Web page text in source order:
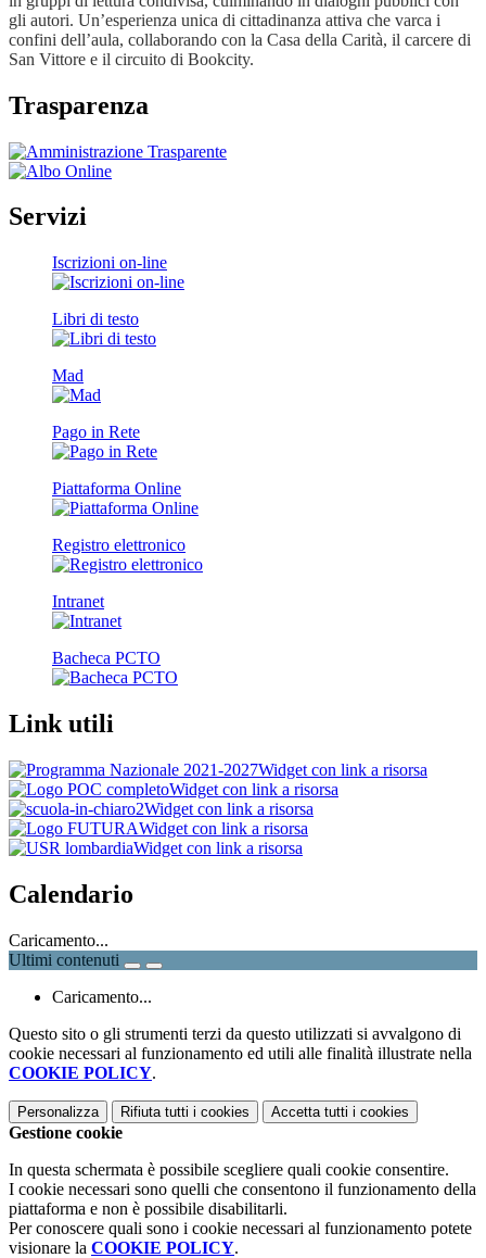
gli autori. Un’esperienza unica di cittadinanza attiva che varca i
confini dell’aula, collaborando con la Casa della Carità, il carcere di
San Vittore e il circuito di Bookcity.
Trasparenza
Servizi
Iscrizioni on-line
Libri di testo
Mad
Pago in Rete
Piattaforma Online
Registro elettronico
Intranet
Bacheca PCTO
Link utili
Widget con link a risorsa
Widget con link a risorsa
Widget con link a risorsa
Widget con link a risorsa
Widget con link a risorsa
Calendario
Caricamento...
Ultimi contenuti
Caricamento...
Questo sito o gli strumenti terzi da questo utilizzati si avvalgono di
cookie necessari al funzionamento ed utili alle finalità illustrate nella
COOKIE POLICY.
Personalizza Rifiuta tutti i cookies Accetta tutti i cookies
Gestione cookie
In questa schermata è possibile scegliere quali cookie consentire.
I cookie necessari sono quelli che consentono il funzionamento della
piattaforma e non è possibile disabilitarli.
Per conoscere quali sono i cookie necessari al funzionamento potete
visionare la COOKIE POLICY.